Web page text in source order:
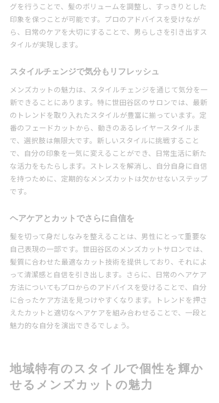
グを行うことで、髪のボリュームを調整し、すっきりとした
印象を保つことが可能です。プロのアドバイスを受けなが
ら、日常のケアを大切にすることで、男らしさを引き出すス
タイルが実現します。
スタイルチェンジで気分もリフレッシュ
メンズカットの魅力は、スタイルチェンジを通じて気分を一
新できることにあります。特に世田谷区のサロンでは、最新
のトレンドを取り入れたスタイルが豊富に揃っています。定
番のフェードカットから、動きのあるレイヤースタイルま
で、選択肢は無限大です。新しいスタイルに挑戦すること
で、自分の印象を一気に変えることができ、日常生活に新た
な活力をもたらします。ストレスを解消し、自分自身に自信
を持つために、定期的なメンズカットは欠かせないステップ
です。
ヘアケアとカットでさらに自信を
髪を切って身だしなみを整えることは、男性にとって重要な
自己表現の一部です。世田谷区のメンズカットサロンでは、
髪質に合わせた最適なカット技術を提供しており、それによ
って清潔感と自信を引き出します。さらに、日常のヘアケア
方法についてもプロからのアドバイスを受けることで、自分
に合ったケア方法を見つけやすくなります。トレンドを押さ
えたカットと適切なヘアケアを組み合わせることで、一段と
魅力的な自分を演出できるでしょう。
地域特有のスタイルで個性を輝か
せるメンズカットの魅力